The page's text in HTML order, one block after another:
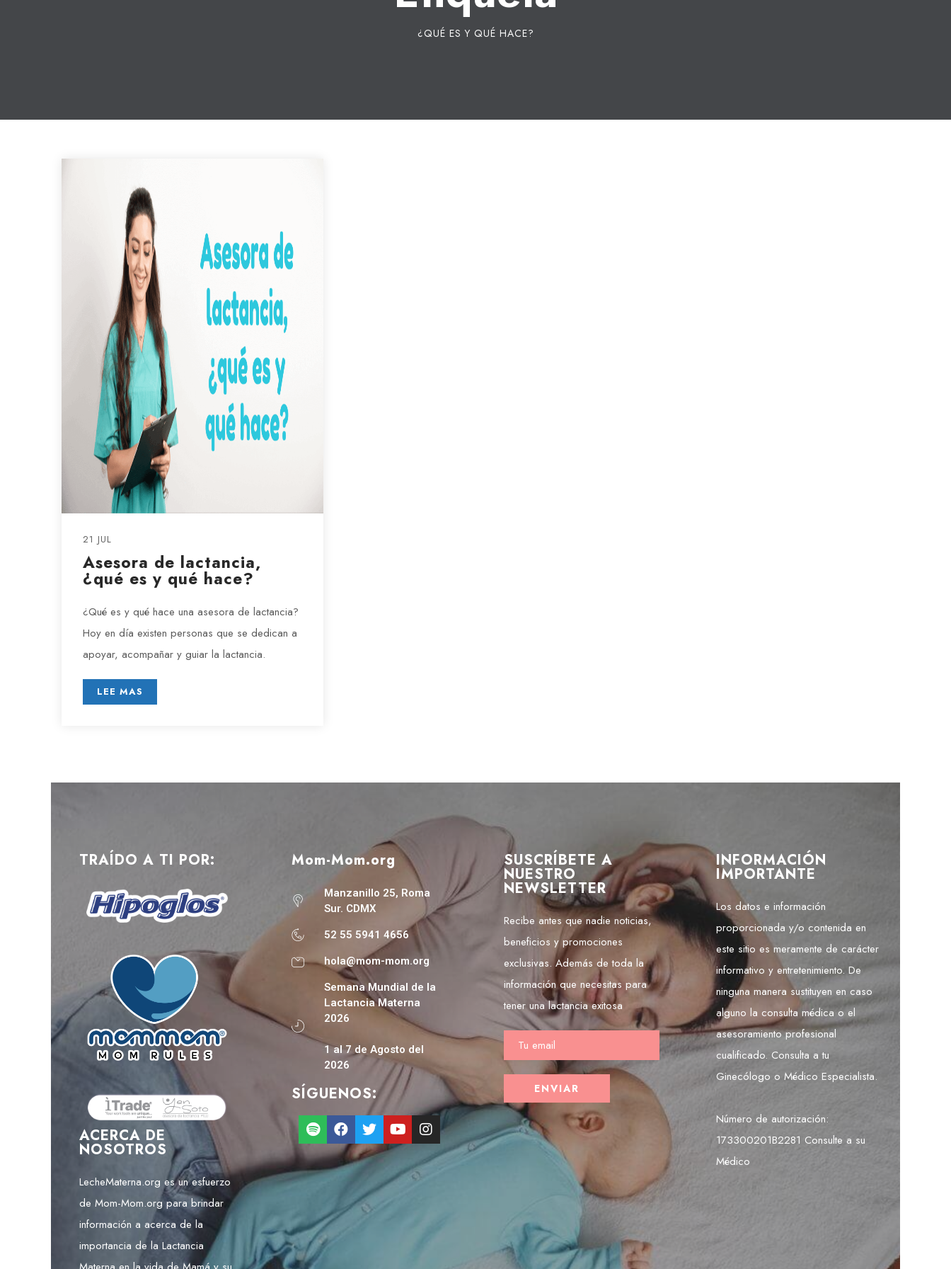
¿QUÉ ES Y QUÉ HACE?
21 JUL
Asesora de lactancia,
¿qué es y qué hace?
¿Qué es y qué hace una asesora de lactancia?
Hoy en día existen personas que se dedican a
apoyar, acompañar y guiar la lactancia.
LEE MAS
TRAÍDO A TI POR:
ACERCA DE
NOSOTROS
LecheMaterna.org es un esfuerzo
de Mom-Mom.org para brindar
información a acerca de la
importancia de la Lactancia
Mom-Mom.org
Manzanillo 25, Roma
Sur. CDMX
52 55 5941 4656
hola@mom-mom.org
Semana Mundial de la
Lactancia Materna
2026
1 al 7 de Agosto del
2026
SÍGUENOS:
SUSCRÍBETE A
NUESTRO
NEWSLETTER
Recibe antes que nadie noticias,
beneficios y promociones
exclusivas. Además de toda la
información que necesitas para
tener una lactancia exitosa
INFORMACIÓN
IMPORTANTE
Los datos e información
proporcionada y/o contenida en
este sitio es meramente de carácter
informativo y entretenimiento. De
ninguna manera sustituyen en caso
alguno la consulta médica o el
asesoramiento profesional
cualificado. Consulta a tu
Ginecólogo o Médico Especialista.
Número de autorización:
173300201B2281 Consulte a su
Médico